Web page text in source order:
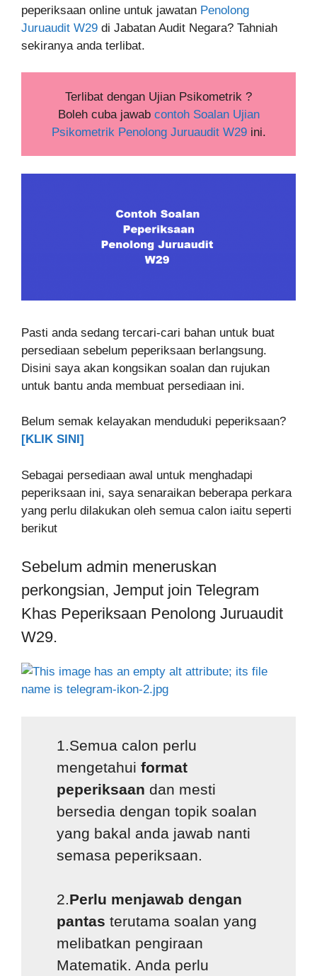
peperiksaan online untuk jawatan Penolong
Juruaudit W29 di Jabatan Audit Negara? Tahniah
sekiranya anda terlibat.
Terlibat dengan Ujian Psikometrik ?
Boleh cuba jawab contoh Soalan Ujian
Psikometrik Penolong Juruaudit W29ini.
Pasti anda sedang tercari-cari bahan untuk buat
persediaan sebelum peperiksaan berlangsung.
Disini saya akan kongsikan soalan dan rujukan
untuk bantu anda membuat persediaan ini.
Belum semak kelayakan menduduki peperiksaan?
[KLIK SINI]
Sebagai persediaan awal untuk menghadapi
peperiksaan ini, saya senaraikan beberapa perkara
yang perlu dilakukan oleh semua calon iaitu seperti
berikut
Sebelum admin meneruskan
perkongsian, Jemput join Telegram
Khas Peperiksaan Penolong Juruaudit
W29.
1.Semua calon perlu
mengetahuiformat
peperiksaan dan mesti
bersedia dengan topik soalan
yang bakal anda jawab nanti
semasa peperiksaan.
2.Perlu menjawab dengan
pantas terutama soalan yang
melibatkan pengiraan
Matematik. Anda perlu